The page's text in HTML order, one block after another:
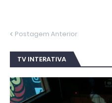
Postagem Anterior
TV INTERATIVA